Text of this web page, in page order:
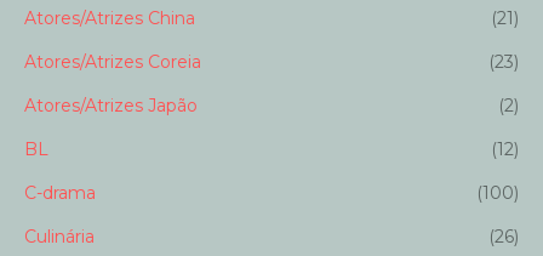
Atores/Atrizes China
(21)
Atores/Atrizes Coreia
(23)
Atores/Atrizes Japão
(2)
BL
(12)
C-drama
(100)
Culinária
(26)